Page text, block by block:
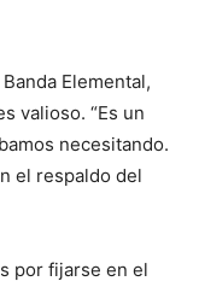
Elemental,
valioso. “Es un
necesitando.
el respaldo del
por fijarse en el